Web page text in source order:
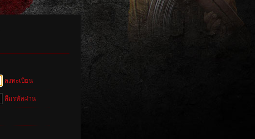
ลงทะเบียน
ลืมรหัสผ่าน